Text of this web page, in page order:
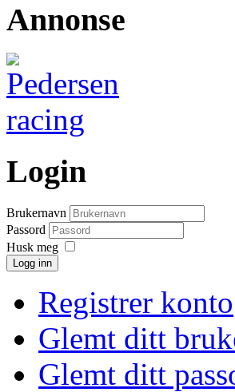
Annonse
Login
Brukernavn
Passord
Husk meg
Logg inn
Registrer konto
Glemt ditt
Glemt ditt